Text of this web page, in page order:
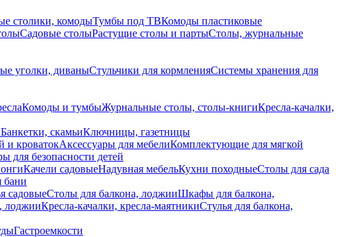
столики, комодыТумбы под ТВКомоды пластиковые
Садовые столыРастущие столы и партыСтолы, журнальные
уголки, диваныСтульчики для кормленияСистемы хранения для
Комоды и тумбыЖурнальные столы, столы-книгиКресла-качалки,
Банкетки, скамьиКлючницы, газетницы
и кроватокАксессуары для мебелиКомплектующие для мягкой
для безопасности детей
Качели садовыеНадувная мебельКухни походныеСтолы для сада
бани
садовыеСтолы для балкона, лоджииШкафы для балкона,
лоджииКресла-качалки, кресла-маятникиСтулья для балкона,
Гастроемкости